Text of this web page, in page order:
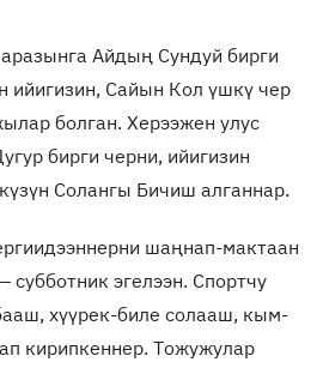
Айдың Сундуй бирги
ийигизин, Сайын Кол үшкү чер
болган. Херээжен улус
бирги черни, ийигизин
Солангы Бичиш алганнар.
шаңнап-мактаан
субботник эгелээн. Спортчу
хүүрек-биле солааш, кым-
кирипкеннер. Тожужулар